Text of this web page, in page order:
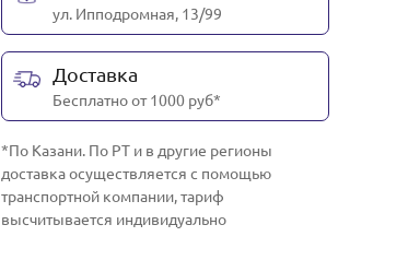
ул. Ипподромная, 13/99
Доставка
Бесплатно от 1000 руб*
*По Казани. По РТ и в другие регионы
доставка осуществляется с помощью
транспортной компании, тариф
высчитывается индивидуально